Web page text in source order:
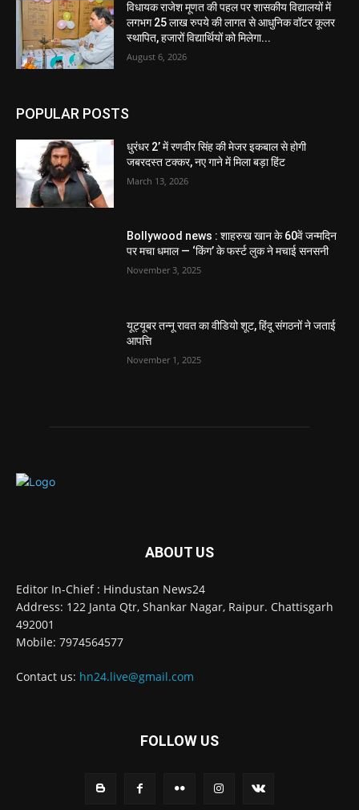
विधायक राजेश मूणत की पहल पर शासकीय विद्यालयों में
लगभग 25 लाख रुपये की लागत से आधुनिक वॉटर कूलर
स्थापित, हजारों विद्यार्थियों को मिलेगा...
August 6, 2026
POPULAR POSTS
धुरंधर 2’ में रणवीर सिंह की मेजर इकबाल से होगी
जबरदस्त टक्कर, नए गाने में मिला बड़ा हिंट
March 13, 2026
Bollywood news : शाहरुख खान के 60वें जन्मदिन
पर मचा धमाल — ‘किंग’ के फर्स्ट लुक ने मचाई सनसनी
November 3, 2025
यूट्यूबर तन्नू रावत का वीडियो शूट, हिंदू संगठनों ने जताई
आपत्ति
November 1, 2025
ABOUT US
Editor In-Chief : Hindustan News24
Address: 122 Janta Qtr, Shankar Nagar, Raipur. Chattisgarh
492001
Mobile: 7974564577
Contact us: hn24.live@gmail.com
FOLLOW US